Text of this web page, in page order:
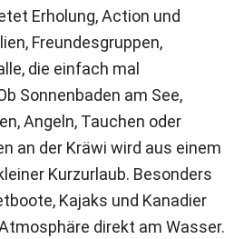
Erholung, Action und
Freundesgruppen,
die einfach mal
Sonnenbaden am See,
Angeln, Tauchen oder
an der Kräwi wird aus einem
Kurzurlaub. Besonders
Kajaks und Kanadier
direkt am Wasser.